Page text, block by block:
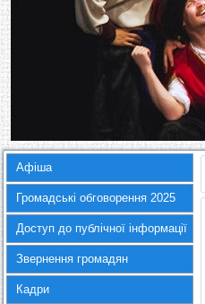
Афіша
Громадські обговорення 2025
Доступ до публічної інформації
Звернення громадян
Кадри